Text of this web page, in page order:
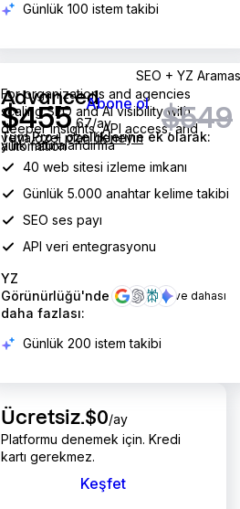
Günlük 100 istem takibi
Advanced
SEO + YZ
For organizations and agencies
scaling SEO and AI visibility with
deeper insights, API access, and
automation
$455,67/ay
yıllık faturalandırma
$549
Abone ol
veyaözel plan deneyin
Tüm Pro+ özelliklerine ek olarak:
40 web sitesi izleme imkanı
Günlük 5.000 anahtar kelime takibi
SEO ses payı
API veri entegrasyonu
YZ
Görünürlüğü'nde
daha fazlası:
ve dahası
Günlük 200 istem takibi
Ücretsiz.$0/ay
Platformu denemek için. Kredi
kartı gerekmez.
Keşfet